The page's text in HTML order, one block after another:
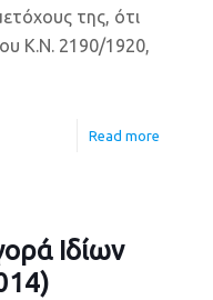
της, ότι
Κ.Ν. 2190/1920,
Read more
Ιδίων